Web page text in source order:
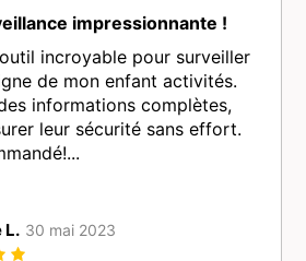
impressionnante !
incroyable pour surveiller
de mon enfant activités.
informations complètes,
leur sécurité sans effort.
L. 30 mai 2023